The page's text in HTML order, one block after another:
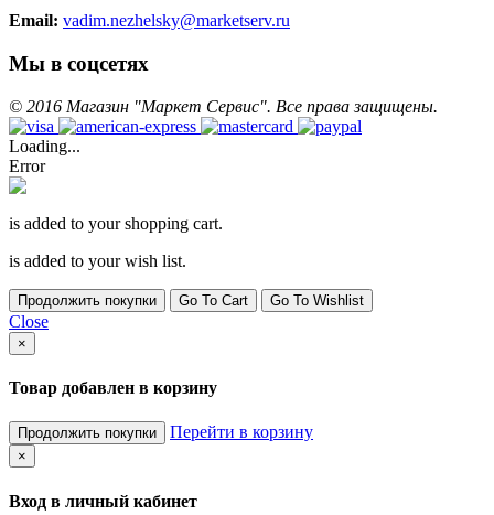
Email: vadim.nezhelsky@marketserv.ru
Мы в соцсетях
© 2016 Магазин "Маркет Сервис". Все права защищены.
Loading...
Error
is added to your shopping cart.
is added to your wish list.
Продолжить покупки Go To Cart Go To Wishlist
Close
×
Товар добавлен в корзину
Продолжить покупки Перейти в корзину
×
Вход в личный кабинет